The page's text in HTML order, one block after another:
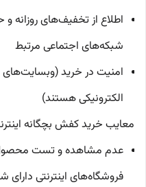
اطلاع از تخفیف‌های روزانه
شبکه‌های اجتماعی مرتبط
امنیت در خرید (وبسایت‌های
الکترونیکی هستند)
معایب خرید کفش بچگانه
عدم مشاهده و تست محصول
فروشگاه‌های اینترنتی